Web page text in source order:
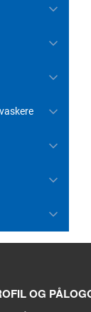
OG